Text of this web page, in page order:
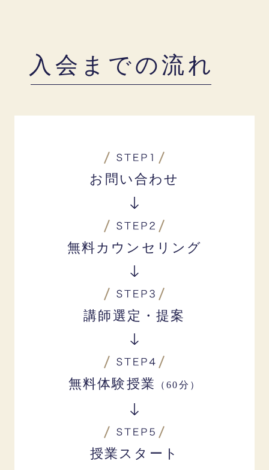
入会までの流れ
お問い合わせ
無料カウンセリング
講師選定・提案
無料体験授業 （60分）
授業スタート